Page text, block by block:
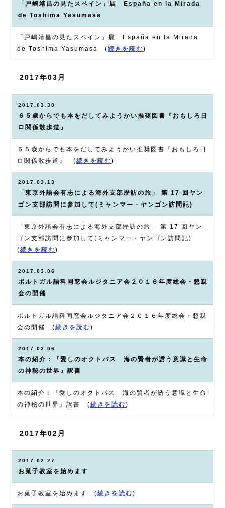
「戸嶋靖昌の見たスペイン」展 España en la Mirada
de Toshima Yasumasa
「戸嶋靖昌の見たスペイン」展 España en la Mirada
de Toshima Yasumasa ( 続きを読む )
2017年03月
2017.03.30
６５歳からでも本をだしてみようかい推奨図書『おもしろ日
ロ関係散歩道』
６５歳からでも本をだしてみようかい推奨図書『おもしろ日
ロ関係散歩道』 ( 続きを読む )
2017.03.13
「東京外語会有志による海外支部歴訪の旅」 第 17 回ヤン
ゴン支部訪問に参加して(ミャンマー・ヤンゴン訪問記)
「東京外語会有志による海外支部歴訪の旅」 第 17 回ヤン
ゴン支部訪問に参加して(ミャンマー・ヤンゴン訪問記)
( 続きを読む )
2017.03.06
ポルトガル語科同窓会ルジタニア会２０１６年度総会・懇親
会の開催
ポルトガル語科同窓会ルジタニア会２０１６年度総会・懇親
会の開催 ( 続きを読む )
2017.03.06
本の紹介：『愛しのオクトパス 海の賢者が誘う意識と生命
の神秘の世界』訳書
本の紹介：『愛しのオクトパス 海の賢者が誘う意識と生命
の神秘の世界』訳書 ( 続きを読む )
2017年02月
2017.02.27
お菓子教室を始めます
お菓子教室を始めます ( 続きを読む )